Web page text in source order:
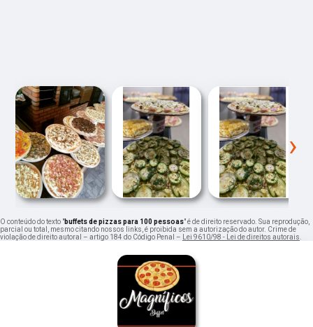
‹ ›
O conteúdo do texto "buffets de pizzas para 100 pessoas" é de direito reservado. Sua reprodução,
parcial ou total, mesmo citando nossos links, é proibida sem a autorização do autor. Crime de
violação de direito autoral – artigo 184 do Código Penal –
Lei 9610/98 - Lei de direitos autorais